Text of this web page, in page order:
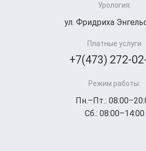
Урология:
ул. Фридриха
Платные услуги
+7(473) 272-
Режим работы:
Пн.–Пт.:
Сб.: 08:00–14:00